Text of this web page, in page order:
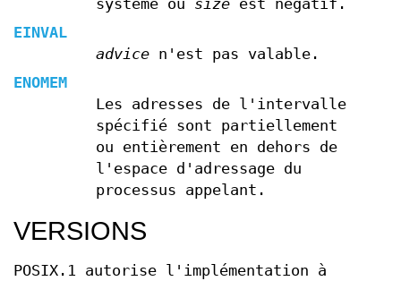
système ou sizeest négatif.
EINVAL
advicen'est pas valable.
ENOMEM
Les adresses de l'intervalle
spécifié sont partiellement
ou entièrement en dehors de
l'espace d'adressage du
processus appelant.
VERSIONS
POSIX.1 autorise l'implémentation à